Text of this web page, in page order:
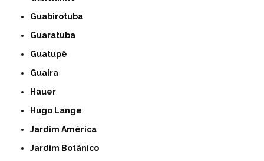
Guabirotuba
Guaratuba
Guatupê
Guaíra
Hauer
Hugo Lange
Jardim América
Jardim Botânico